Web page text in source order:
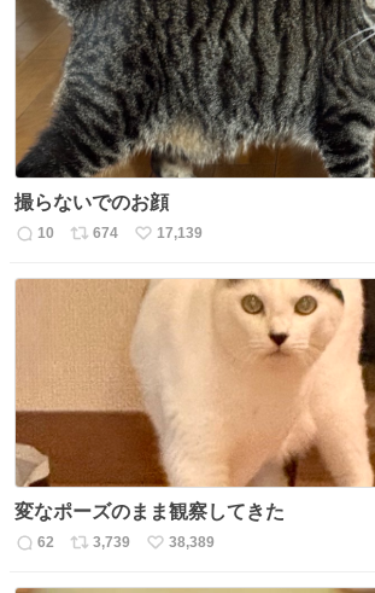
ト
数
数
撮らないでのお顔
返
10
リ
ス
数
674
い
ね
数
17,139
変なポーズのまま観察してきた
返
62
リ
3,739
い
38,389